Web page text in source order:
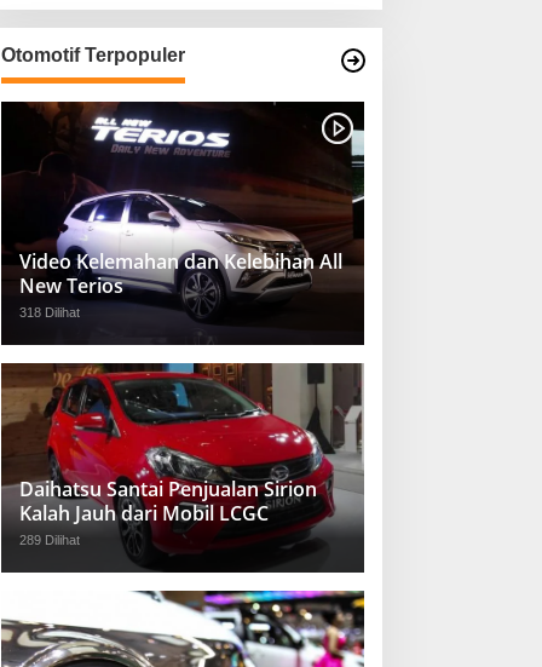
Otomotif Terpopuler
Video Kelemahan dan Kelebihan All
New Terios
318 Dilihat
Daihatsu Santai Penjualan Sirion
Kalah Jauh dari Mobil LCGC
289 Dilihat